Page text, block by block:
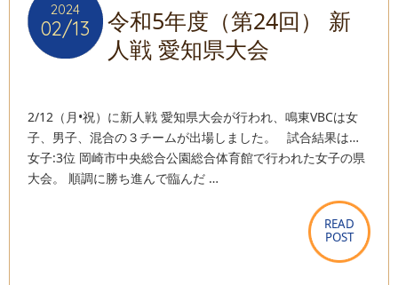
2024
02/13
2024
02/13
令和5年度（第24回） 新
人戦 愛知県大会
2/12（月•祝）に新人戦 愛知県大会が行われ、鳴東VBCは女
子、男子、混合の３チームが出場しました。 試合結果は…
女子:3位 岡崎市中央総合公園総合体育館で行われた女子の県
大会。 順調に勝ち進んで臨んだ …
READ
POST
READ
POST